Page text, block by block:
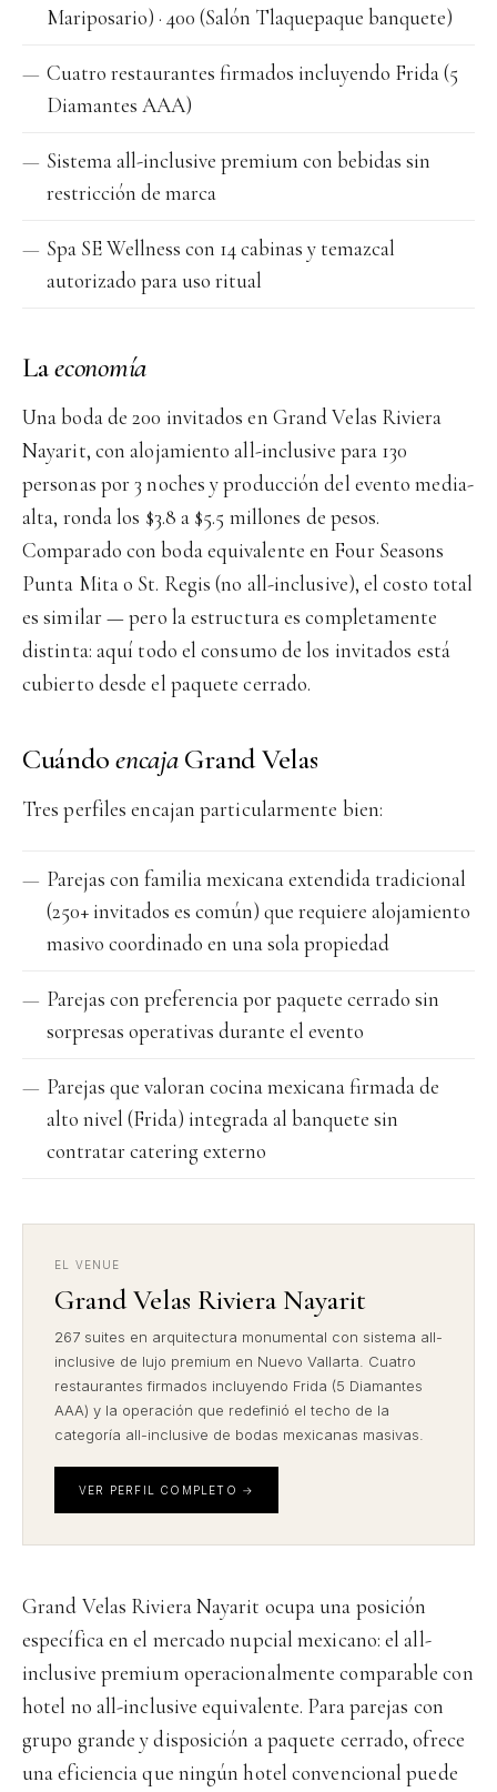
Mariposario) · 400 (Salón Tlaquepaque banquete)
Cuatro restaurantes firmados incluyendo Frida (5
Diamantes AAA)
Sistema all-inclusive premium con bebidas sin
restricción de marca
Spa SE Wellness con 14 cabinas y temazcal
autorizado para uso ritual
Laeconomía
Una boda de 200 invitados en Grand Velas Riviera
Nayarit, con alojamiento all-inclusive para 130
personas por 3 noches y producción del evento media-
alta, ronda los $3.8 a $5.5 millones de pesos.
Comparado con boda equivalente en Four Seasons
Punta Mita o St. Regis (no all-inclusive), el costo total
es similar — pero la estructura es completamente
distinta: aquí todo el consumo de los invitados está
cubierto desde el paquete cerrado.
CuándoencajaGrand Velas
Tres perfiles encajan particularmente bien:
Parejas con familia mexicana extendida tradicional
(250+ invitados es común) que requiere alojamiento
masivo coordinado en una sola propiedad
Parejas con preferencia por paquete cerrado sin
sorpresas operativas durante el evento
Parejas que valoran cocina mexicana firmada de
alto nivel (Frida) integrada al banquete sin
contratar catering externo
EL VENUE
Grand Velas Riviera Nayarit
267 suites en arquitectura monumental con sistema all-
inclusive de lujo premium en Nuevo Vallarta. Cuatro
restaurantes firmados incluyendo Frida (5 Diamantes
AAA) y la operación que redefinió el techo de la
categoría all-inclusive de bodas mexicanas masivas.
VER PERFIL COMPLETO →
Grand Velas Riviera Nayarit ocupa una posición
específica en el mercado nupcial mexicano: el all-
inclusive premium operacionalmente comparable con
hotel no all-inclusive equivalente. Para parejas con
grupo grande y disposición a paquete cerrado, ofrece
una eficiencia que ningún hotel convencional puede